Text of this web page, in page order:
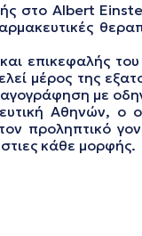
στο Albert
επικεφαλής
μέρος της
με
Αθηνών, ο
προληπτικό
κάθε μορφής.